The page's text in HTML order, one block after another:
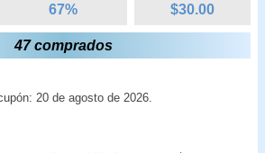
67% $30.00
47 comprados
20 de agosto de 2026.